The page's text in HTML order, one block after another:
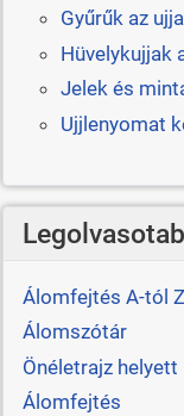
Gyűrűk az
Hüvelykujjak
Jelek és
Ujjlenyomat
Álomfejtés A-tól
Álomszótár
Önéletrajz helyett
Álomfejtés